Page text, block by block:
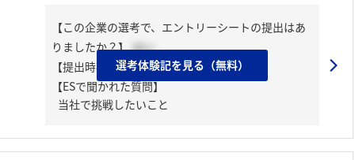
【この企業の選考で、エントリーシートの提出はあ
りましたか？】 はい
【提出時期】 2025年02月下旬
【ESで聞かれた質問】
当社で挑戦したいこと
選考体験記を見る（無料）